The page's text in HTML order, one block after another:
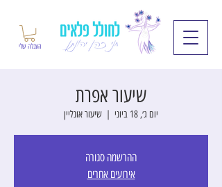
העגלה שלי
שיעור אפרת
יום ג׳, 18 ביוני
  |
שיעור אונליין
ההרשמה סגורה
אירועים אחרים